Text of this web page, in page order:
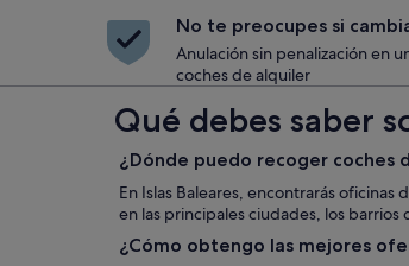
No te preocupes si
Anulación sin penalización en
coches de alquiler
Qué debes saber
¿Dónde puedo recoger coches
En Islas Baleares, encontrarás
en las principales ciudades, los barrios
¿Cómo obtengo las mejores